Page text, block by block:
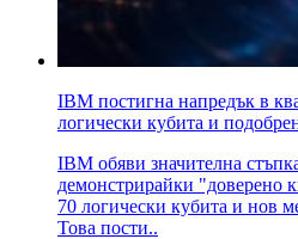
IBM постигна напредък в
логически кубита и
IBM обяви значителна
демонстрирайки "доверено
70 логически кубита и нов
Това пости..